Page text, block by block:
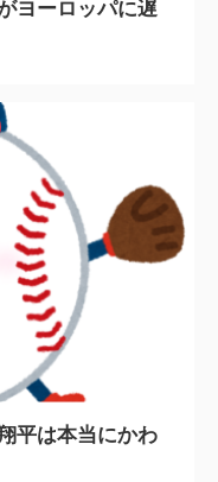
ヨーロッパに遅
平は本当にかわ